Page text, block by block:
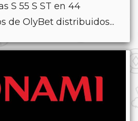
S 55 S ST en 44
de OlyBet distribuidos...